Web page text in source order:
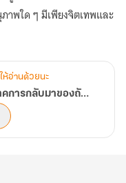
าพใด ๆ มีเพียงจิตเทพและ
ห้อ่านด้วยนะ
[จบ] ตำนานจอมยุทธ์ภูตถังซาน : ภาคการกลับมาของถังซาน